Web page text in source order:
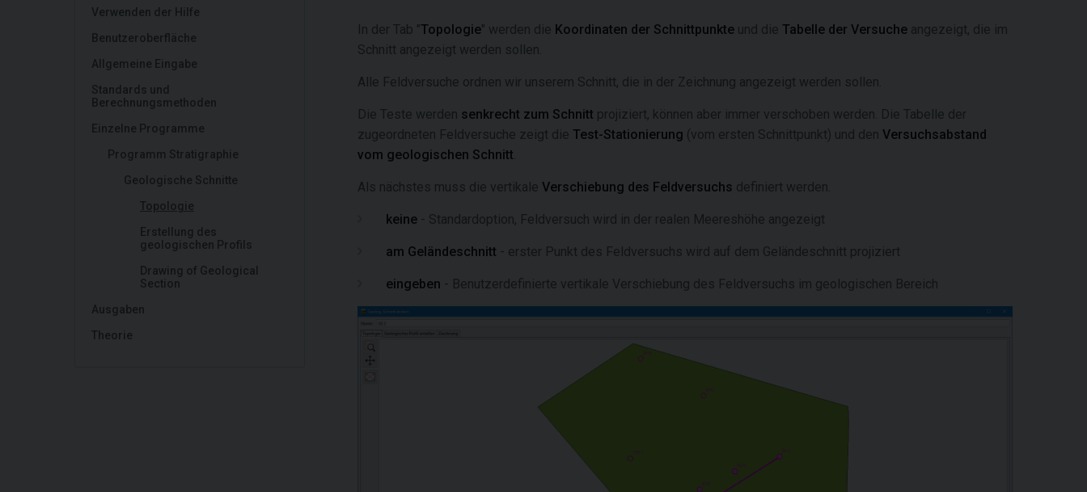
Verwenden der Hilfe
Benutzeroberfläche
Allgemeine Eingabe
Standards und
Berechnungsmethoden
Einzelne Programme
Programm Stratigraphie
Geologische Schnitte
Topologie
Erstellung des
geologischen Profils
Drawing of Geological
Section
Ausgaben
Theorie
In der Tab "Topologie" werden die Koordinaten der Schnittpunkte und die Tabelle der Versuche angezeigt, die im
Schnitt angezeigt werden sollen.
Alle Feldversuche ordnen wir unserem Schnitt, die in der Zeichnung angezeigt werden sollen.
Die Teste werden senkrecht zum Schnitt projiziert, können aber immer verschoben werden. Die Tabelle der
zugeordneten Feldversuche zeigt die Test-Stationierung (vom ersten Schnittpunkt) und den Versuchsabstand
vom geologischen Schnitt
Als nächstes muss die vertikale Verschiebung des Feldversuchs definiert werden.
keine - Standardoption, Feldversuch wird in der realen Meereshöhe angezeigt
am Geländeschnitt - erster Punkt des Feldversuchs wird auf dem Geländeschnitt projiziert
eingeben - Benutzerdefinierte vertikale Verschiebung des Feldversuchs im geologischen Bereich